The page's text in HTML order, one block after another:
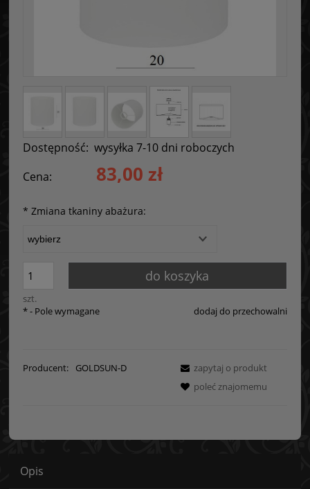
Dostępność: wysyłka 7-10 dni roboczych
Cena:
83,00 zł
* Zmiana tkaniny abażura:
szt.
do koszyka
dodaj do przechowalni
*- Pole wymagane
Producent: GOLDSUN-D
zapytaj o produkt
poleć znajomemu
Opis